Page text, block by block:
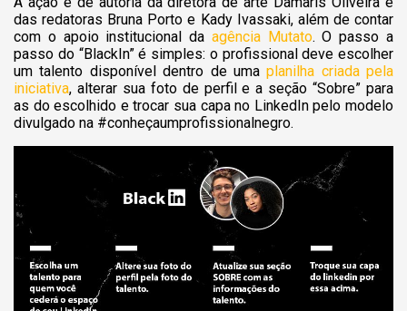
das redatoras Bruna Porto e Kady Ivassaki, além de contar
com o apoio institucional da agência Mutato. O passo a
passo do “BlackIn” é simples: o profissional deve escolher
um talento disponível dentro de umaplanilha criada pela
iniciativa, alterar sua foto de perfil e a seção “Sobre” para
as do escolhido e trocar sua capa no LinkedIn pelo modelo
divulgado na #conheçaumprofissionalnegro.